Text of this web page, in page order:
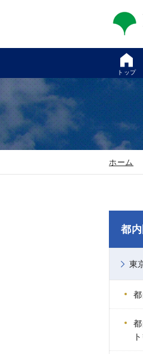
トップ
ホーム
都
東